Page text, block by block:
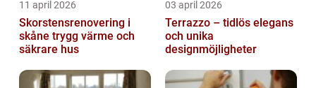
11 april 2026
Skorstensrenovering i
skåne trygg värme och
säkrare hus
03 april 2026
Terrazzo – tidlös elegans
och unika
designmöjligheter